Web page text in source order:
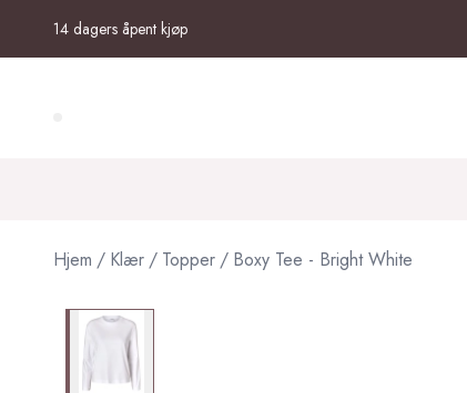
14 dagers åpent kjøp
Hjem / Klær / Topper / Boxy Tee - Bright White